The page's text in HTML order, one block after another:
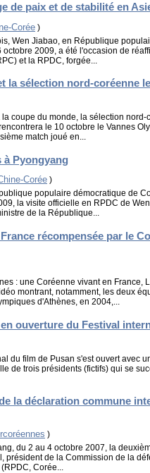
de paix et de stabilité en
Corée )
Wen Jiabao, en République
2009, a été l'occasion de
et la RPDC, forgée...
la sélection nord-coréenne
coupe du monde, la sélection
le 10 octobre le Vannes
match joué en...
à Pyongyang
Corée )
populaire démocratique de
la visite officielle en RPDC de
de la République...
récompensée par le
: une Coréenne vivant en France,
montrant, notamment, les deux
d'Athènes, en 2004,...
ouverture du Festival
du film de Pusan s'est ouvert avec
de trois présidents (fictifs) qui se
la déclaration commune
)
du 2 au 4 octobre 2007, la
président de la Commission de la
Corée...